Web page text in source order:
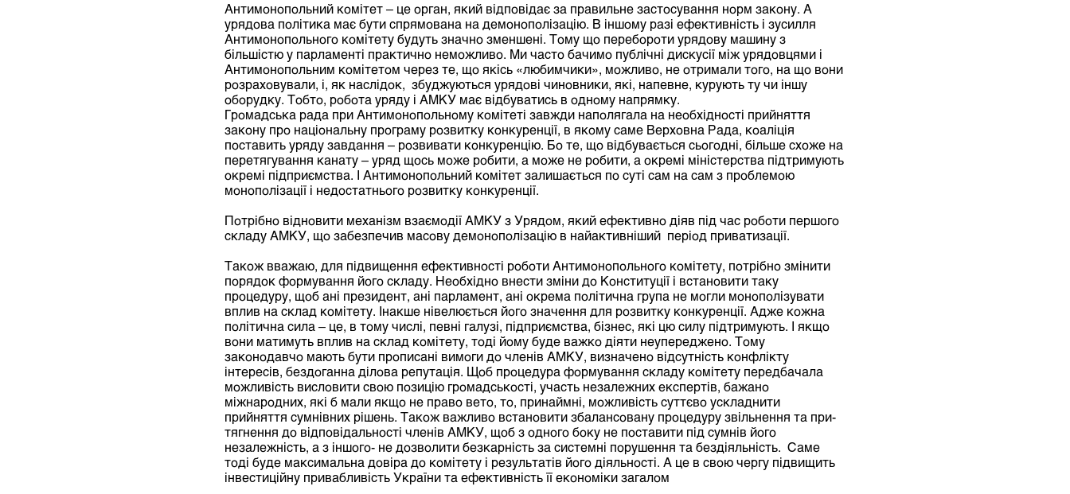
Антимонопольний комітет – це орган, який відповідає за правильне застосування норм закону. А
урядова політика має бути спрямована на демонополізацію. В іншому разі ефективність і зусилля
Антимонопольного комітету будуть значно зменшені. Тому що перебороти урядову машину з
більшістю у парламенті практично неможливо. Ми часто бачимо публічні дискусії між урядовцями і
Антимонопольним комітетом через те, що якісь «любимчики», можливо, не отримали того, на що вони
розраховували, і, як наслідок, збуджуються урядові чиновники, які, напевне, курують ту чи іншу
оборудку. Тобто, робота уряду і АМКУ має відбуватись в одному напрямку.
Громадська рада при Антимонопольному комітеті завжди наполягала на необхідності прийняття
закону про національну програму розвитку конкуренції, в якому саме Верховна Рада, коаліція
поставить уряду завдання – розвивати конкуренцію. Бо те, що відбувається сьогодні, більше схоже на
перетягування канату – уряд щось може робити, а може не робити, а окремі міністерства підтримують
окремі підприємства. І Антимонопольний комітет залишається по суті сам на сам з проблемою
монополізації і недостатнього розвитку конкуренції.
Потрібно відновити механізм взаємодії АМКУ з Урядом, який ефективно діяв під час роботи першого
складу АМКУ, що забезпечив масову демонополізацію в найактивніший період приватизації.
Також вважаю, для підвищення ефективності роботи Антимонопольного комітету, потрібно змінити
порядок формування його складу. Необхідно внести зміни до Конституції і встановити таку
процедуру, щоб ані президент, ані парламент, ані окрема політична група не могли монополізувати
вплив на склад комітету. Інакше нівелюється його значення для розвитку конкуренції. Адже кожна
політична сила – це, в тому числі, певні галузі, підприємства, бізнес, які цю силу підтримують. І якщо
вони матимуть вплив на склад комітету, тоді йому буде важко діяти неупереджено. Тому
законодавчо мають бути прописані вимоги до членів АМКУ, визначено відсутність конфлікту
інтересів, бездоганна ділова репутація. Щоб процедура формування складу комітету передбачала
можливість висловити свою позицію громадськості, участь незалежних експертів, бажано
міжнародних, які б мали якщо не право вето, то, принаймні, можливість суттєво ускладнити
прийняття сумнівних рішень. Також важливо встановити збалансовану процедуру звільнення та при-
тягнення до відповідальності членів АМКУ, щоб з одного боку не поставити під сумнів його
незалежність, а з іншого- не дозволити безкарність за системні порушення та бездіяльність. Саме
тоді буде максимальна довіра до комітету і результатів його діяльності. А це в свою чергу підвищить
інвестиційну привабливість України та ефективність її економіки загалом